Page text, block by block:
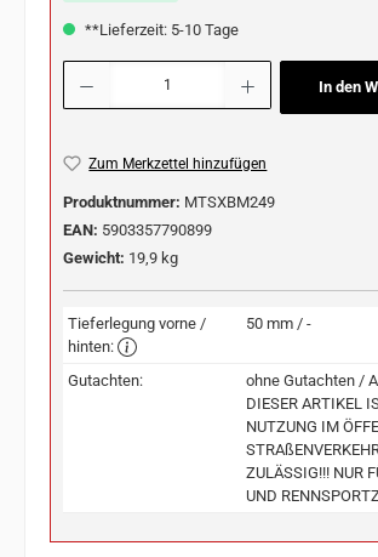
**Lieferzeit: 5-10 Tage
Produkt Anzahl: Gib den gewünschten Wert ein
In den
Zum Merkzettel hinzufügen
Produktnummer: MTSXBM249
EAN: 5903357790899
Gewicht: 19,9 kg
Tieferlegung vorne /
hinten:
50 mm / -
Gutachten:
ohne Gutachten /
DIESER ARTIKEL
NUTZUNG IM
ZULÄSSIG!!! NUR
UND